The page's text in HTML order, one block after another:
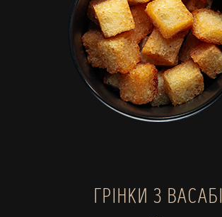
ГРІНКИ З ВАСАБІ